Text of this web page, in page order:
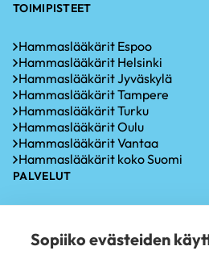
TOIMIPISTEET
Hammaslääkärit Espoo
Hammaslääkärit Helsinki
Hammaslääkärit Jyväskylä
Hammaslääkärit Tampere
Hammaslääkärit Turku
Hammaslääkärit Oulu
Hammaslääkärit Vantaa
Hammaslääkärit koko Suomi
PALVELUT
Iensairauksien hoito
Hammaskiven poisto
Sopiiko evästeiden